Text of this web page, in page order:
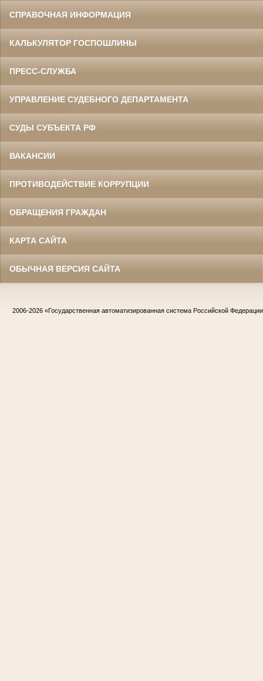
СПРАВОЧНАЯ ИНФОРМАЦИЯ
КАЛЬКУЛЯТОР ГОСПОШЛИНЫ
ПРЕСС-СЛУЖБА
УПРАВЛЕНИЕ СУДЕБНОГО ДЕПАРТАМЕНТА
СУДЫ СУБЪЕКТА РФ
ВАКАНСИИ
ПРОТИВОДЕЙСТВИЕ КОРРУПЦИИ
ОБРАЩЕНИЯ ГРАЖДАН
КАРТА САЙТА
ОБЫЧНАЯ ВЕРСИЯ САЙТА
2006-2026 «Государственная автоматизированная система Российской